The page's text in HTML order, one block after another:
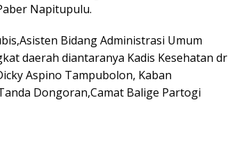
Napitupulu.
Bidang Administrasi Umum
daerah diantaranya Kadis Kesehatan dr
Aspino Tampubolon, Kaban
Dongoran,Camat Balige Partogi